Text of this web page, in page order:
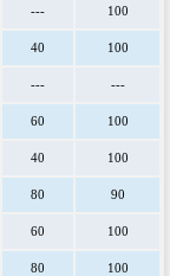
--- 100
40 100
--- ---
60 100
40 100
80 90
60 100
80 100